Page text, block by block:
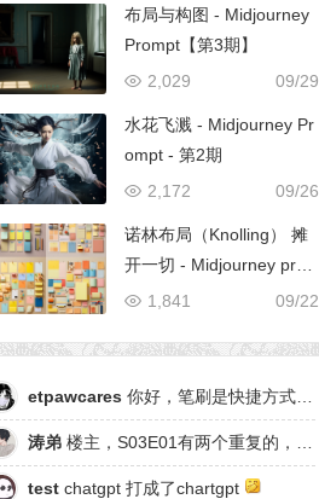
布局与构图 - Midjourney
Prompt【第3期】
09/29
2,029
水花飞溅 - Midjourney Pr
ompt - 第2期
09/26
2,172
诺林布局（Knolling） 摊
开一切 - Midjourney pro
mpt
09/22
1,841
etpawcares 你好，笔刷是快捷方式，有原笔刷么
涛弟 楼主，S03E01有两个重复的，另一个是粒子形态
test chatgpt 打成了chartgpt